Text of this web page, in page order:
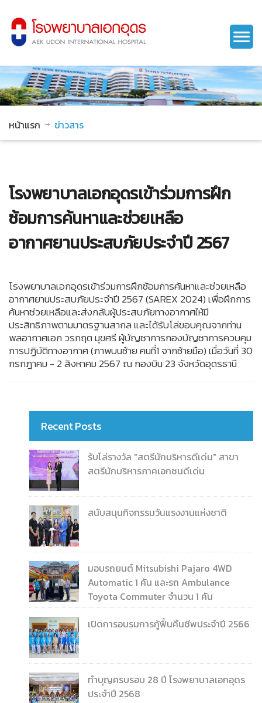
หน้าแรก ข่าวสาร
โรงพยาบาลเอกอุดรเข้าร่วมการฝึก
ซ้อมการค้นหาและช่วยเหลือ
อากาศยานประสบภัยประจำปี 2567
โรงพยาบาลเอกอุดรเข้าร่วมการฝึกซ้อมการค้นหาและช่วยเหลือ
อากาศยานประสบภัยประจำปี 2567 (SAREX 2024) เพื่อฝึกการ
ค้นหาช่วยเหลือและส่งกลับผู้ประสบภัยทางอากาศให้มี
ประสิทธิภาพตามมาตรฐานสากล และได้รับโล่ขอบคุณจากท่าน
พลอากาศเอก วรกฤต มุขศรี ผู้บัญชาการกองบัญชาการควบคุม
การปฏิบัติทางอากาศ (ภาพบนซ้าย คนที่1 จากซ้ายมือ) เมื่อวันที่ 30
กรกฎาคม - 2 สิงหาคม 2567 ณ กองบิน 23 จังหวัดอุดรธานี
Recent Posts
รับโล่รางวัล "สตรีนักบริหารดีเด่น" สาขา
สตรีนักบริหารภาคเอกชนดีเด่น
สนับสนุนกิจกรรมวันแรงงานแห่งชาติ
มอบรถยนต์ Mitsubishi Pajaro 4WD
Automatic 1 คัน และรถ Ambulance
Toyota Commuter จำนวน 1 คัน
เปิดการอบรมการกู้ฟื้นคืนชีพประจำปี 2566
ทำบุญครบรอบ 28 ปี โรงพยาบาลเอกอุดร
ประจำปี 2568